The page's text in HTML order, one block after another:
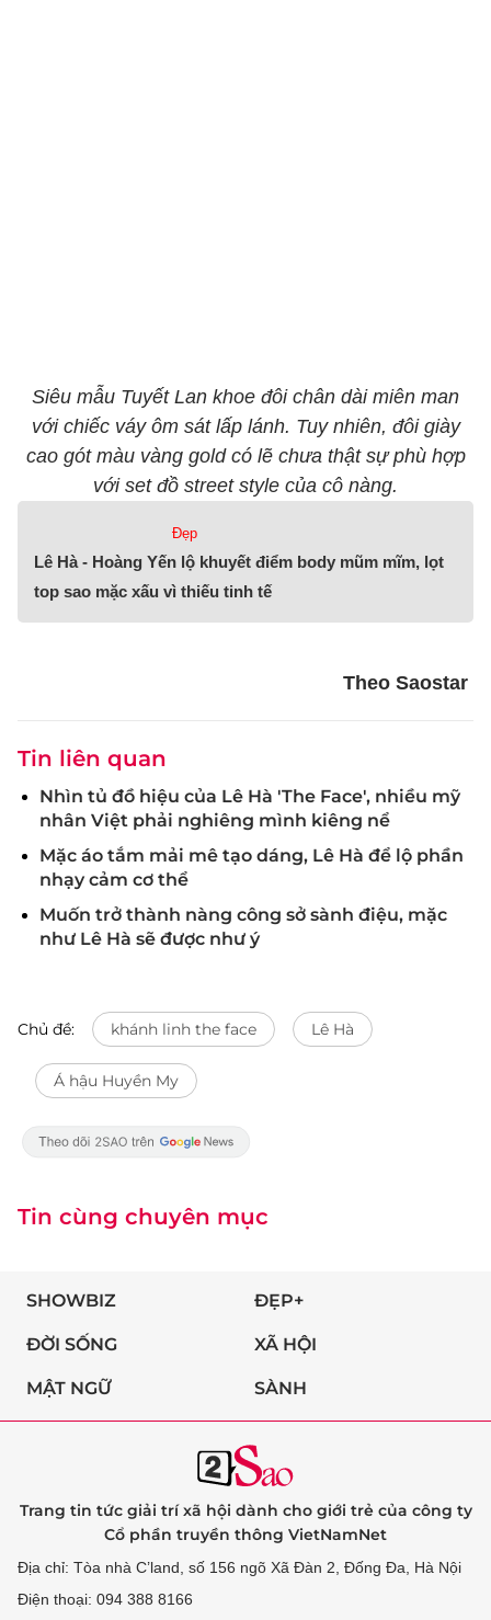
Siêu mẫu Tuyết Lan khoe đôi chân dài miên man
với chiếc váy ôm sát lấp lánh. Tuy nhiên, đôi giày
cao gót màu vàng gold có lẽ chưa thật sự phù hợp
với set đồ street style của cô nàng.
Đẹp
Lê Hà - Hoàng Yến lộ khuyết điểm body mũm mĩm, lọt
top sao mặc xấu vì thiếu tinh tế
Theo Saostar
Tin liên quan
Nhìn tủ đồ hiệu của Lê Hà 'The Face', nhiều mỹ
nhân Việt phải nghiêng mình kiêng nể
Mặc áo tắm mải mê tạo dáng, Lê Hà để lộ phần
nhạy cảm cơ thể
Muốn trở thành nàng công sở sành điệu, mặc
như Lê Hà sẽ được như ý
Chủ đề: khánh linh the face Lê Hà
Á hậu Huyền My
Tin cùng chuyên mục
SHOWBIZ ĐẸP+
ĐỜI SỐNG XÃ HỘI
MẬT NGỮ SÀNH
Trang tin tức giải trí xã hội dành cho giới trẻ của công ty
Cổ phần truyền thông VietNamNet
Địa chỉ: Tòa nhà C’land, số 156 ngõ Xã Đàn 2, Đống Đa, Hà Nội
Điện thoại: 094 388 8166